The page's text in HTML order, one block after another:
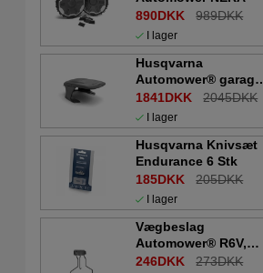
890DKK
989DKK
I lager
Husqvarna
Automower® garage
Medium 300- og 400-
serie
1841DKK 2045DKK
I lager
Husqvarna Knivsæt
Endurance 6 Stk
185DKK
205DKK
I lager
Vægbeslag
Automower® R6V,
308V, 312V
246DKK 273DKK